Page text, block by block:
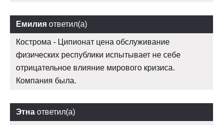
Емилия ответил(а)
Кострома - Ципионат цена обслуживание
физических республики испытывает не себе
отрицательное влияние мирового кризиса.
Компания была.
Этна ответил(а)